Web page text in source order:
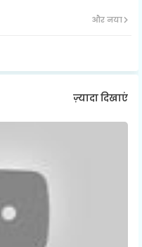
ap
और नया
ज़्यादा दिखाएं